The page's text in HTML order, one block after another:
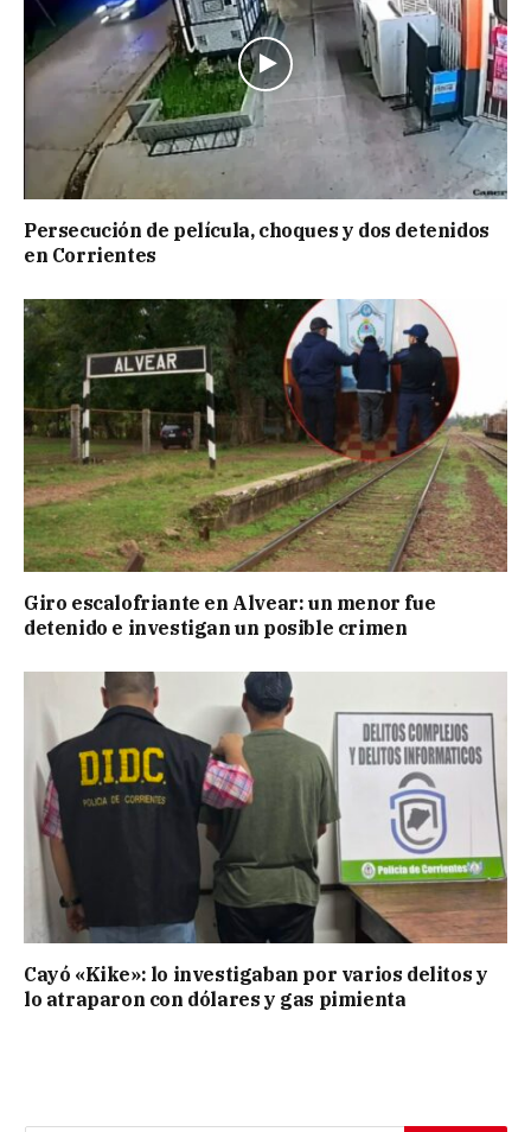
Persecución de película, choques y dos detenidos
en Corrientes
Giro escalofriante en Alvear: un menor fue
detenido e investigan un posible crimen
Cayó «Kike»: lo investigaban por varios delitos y
lo atraparon con dólares y gas pimienta